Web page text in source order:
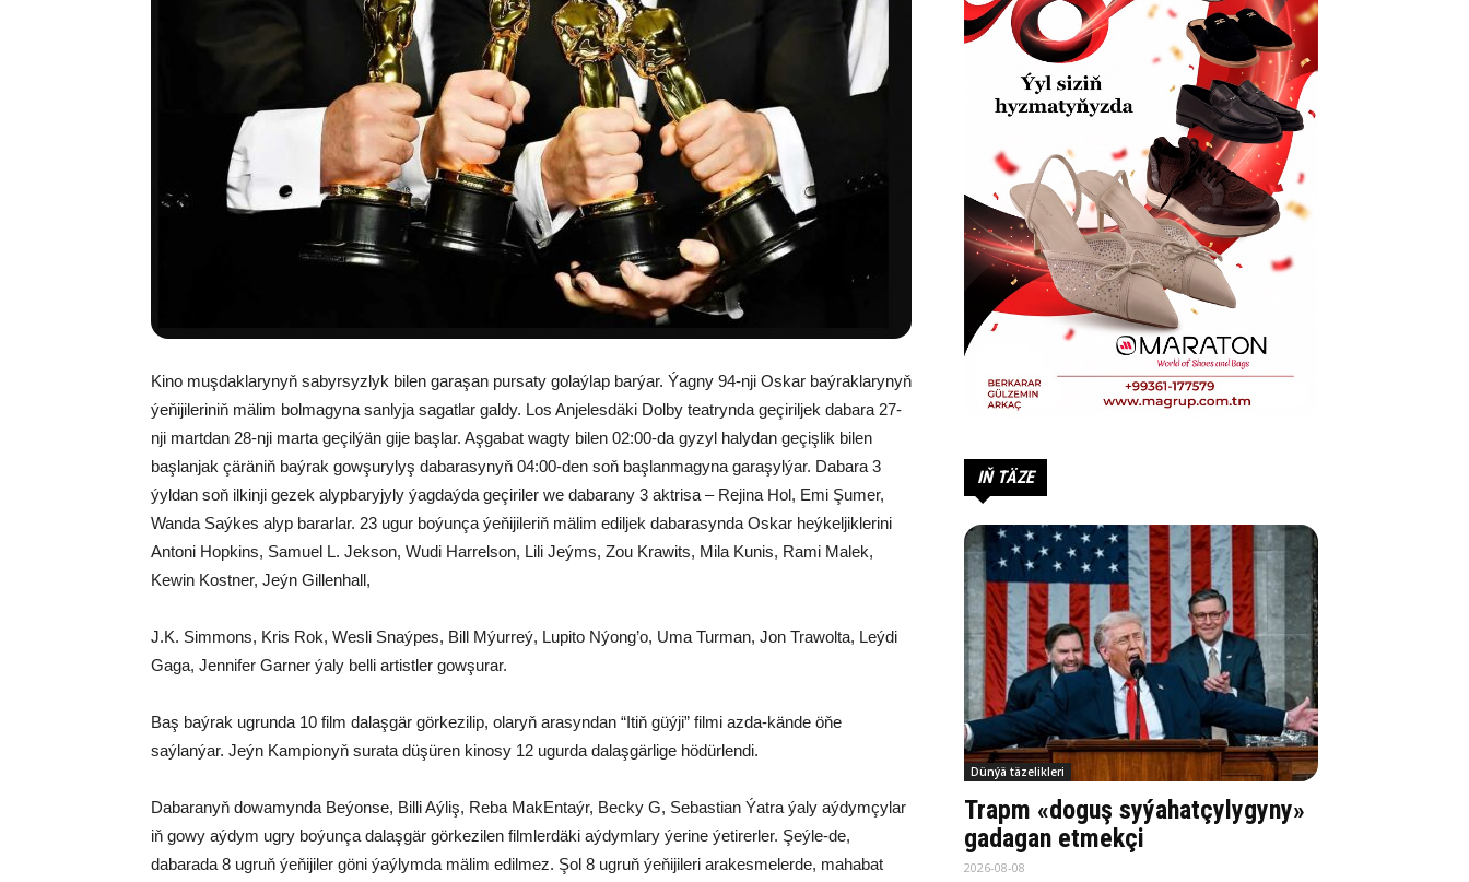
Kino muşdaklarynyň sabyrsyzlyk bilen garaşan pursaty golaýlap barýar. Ýagny 94-nji Oskar baýraklarynyň
ýeňijileriniň mälim bolmagyna sanlyja sagatlar galdy. Los Anjelesdäki Dolby teatrynda geçiriljek dabara 27-
nji martdan 28-nji marta geçilýän gije başlar. Aşgabat wagty bilen 02:00-da gyzyl halydan geçişlik bilen
başlanjak çäräniň baýrak gowşurylyş dabarasynyň 04:00-den soň başlanmagyna garaşylýar. Dabara 3
ýyldan soň ilkinji gezek alypbaryjyly ýagdaýda geçiriler we dabarany 3 aktrisa – Rejina Hol, Emi Şumer,
Wanda Saýkes alyp bararlar. 23 ugur boýunça ýeňijileriň mälim ediljek dabarasynda Oskar heýkeljiklerini
Antoni Hopkins, Samuel L. Jekson, Wudi Harrelson, Lili Jeýms, Zou Krawits, Mila Kunis, Rami Malek,
Kewin Kostner, Jeýn Gillenhall,
J.K. Simmons, Kris Rok, Wesli Snaýpes, Bill Mýurreý, Lupito Nýong’o, Uma Turman, Jon Trawolta, Leýdi
Gaga, Jennifer Garner ýaly belli artistler gowşurar.
Baş baýrak ugrunda 10 film dalaşgär görkezilip, olaryň arasyndan “Itiň güýji” filmi azda-kände öňe
saýlanýar. Jeýn Kampionyň surata düşüren kinosy 12 ugurda dalaşgärlige hödürlendi.
Dabaranyň dowamynda Beýonse, Billi Aýliş, Reba MakEntaýr, Becky G, Sebastian Ýatra ýaly aýdymçylar
iň gowy aýdym ugry boýunça dalaşgär görkezilen filmlerdäki aýdymlary ýerine ýetirerler. Şeýle-de,
dabarada 8 ugruň ýeňijiler göni ýaýlymda mälim edilmez. Şol 8 ugruň ýeňijileri arakesmelerde, mahabat
IŇ TÄZE
Dünýä täzelikleri
Trapm «doguş syýahatçylygyny»
gadagan etmekçi
2026-08-08